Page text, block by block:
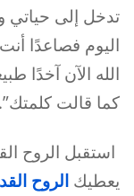
تدخل إلى حياتي
اليوم فصاعدًا
الله الآن آخدًا
كما قالت كلمتك”.
استقبل الروح
يعطيك الروح